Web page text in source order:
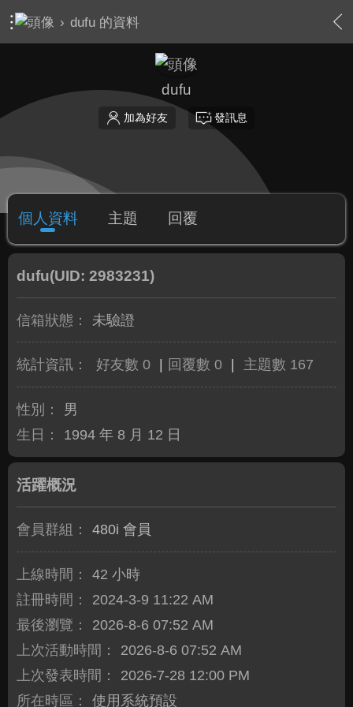
› dufu 的資料
dufu
加為好友 發訊息
個人資料 主題 回覆
dufu(UID: 2983231)
信箱狀態： 未驗證
統計資訊： 好友數 0 回覆數 0 主題數 167
性別：
男
生日：
1994 年 8 月 12 日
活躍概況
會員群組： 480i 會員
上線時間：
42 小時
註冊時間：
2024-3-9 11:22 AM
最後瀏覽：
2026-8-6 07:52 AM
上次活動時間：
2026-8-6 07:52 AM
上次發表時間：
2026-7-28 12:00 PM
所在時區：
使用系統預設